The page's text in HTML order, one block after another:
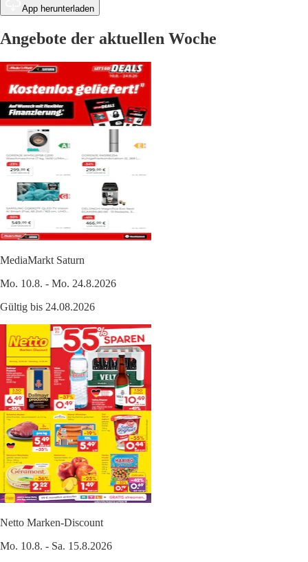
App herunterladen
Angebote der aktuellen Woche
MediaMarkt Saturn
Mo. 10.8. - Mo. 24.8.2026
Gültig bis 24.08.2026
Netto Marken-Discount
Mo. 10.8. - Sa. 15.8.2026